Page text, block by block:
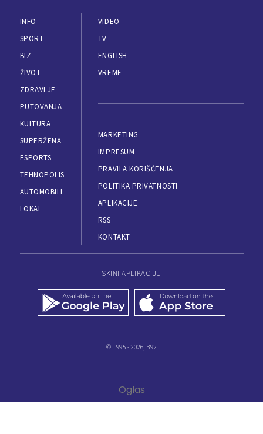
INFO
SPORT
BIZ
ŽIVOT
ZDRAVLJE
PUTOVANJA
KULTURA
SUPERŽENA
ESPORTS
TEHNOPOLIS
AUTOMOBILI
LOKAL
VIDEO
TV
ENGLISH
VREME
MARKETING
IMPRESUM
PRAVILA KORIŠĆENJA
POLITIKA PRIVATNOSTI
APLIKACIJE
RSS
KONTAKT
SKINI APLIKACIJU
© 1995 - 2026, B92